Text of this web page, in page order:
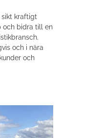
kraftigt
och bidra till en
och i nära
och